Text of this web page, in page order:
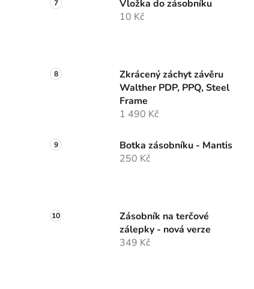
Vložka do zásobníku
10 Kč
Zkrácený záchyt závěru
Walther PDP, PPQ, Steel
Frame
1 490 Kč
Botka zásobníku - Mantis
250 Kč
Zásobník na terčové
zálepky - nová verze
349 Kč